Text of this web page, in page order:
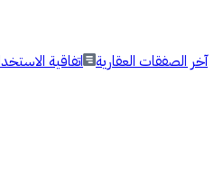
آخر الصفقات العقارية اتفاقية